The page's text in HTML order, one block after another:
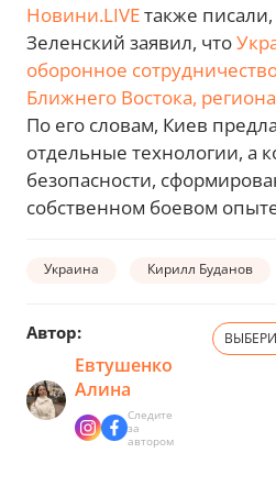
Новини.LIVEтакже
Зеленский заявил, что
оборонное
Ближнего Востока,
По его словам, Киев
отдельные технологии, а
безопасности,
собственном боевом
Украина Кирилл Буданов
Автор:
Евтушенко
Алина
Следите
за
автором